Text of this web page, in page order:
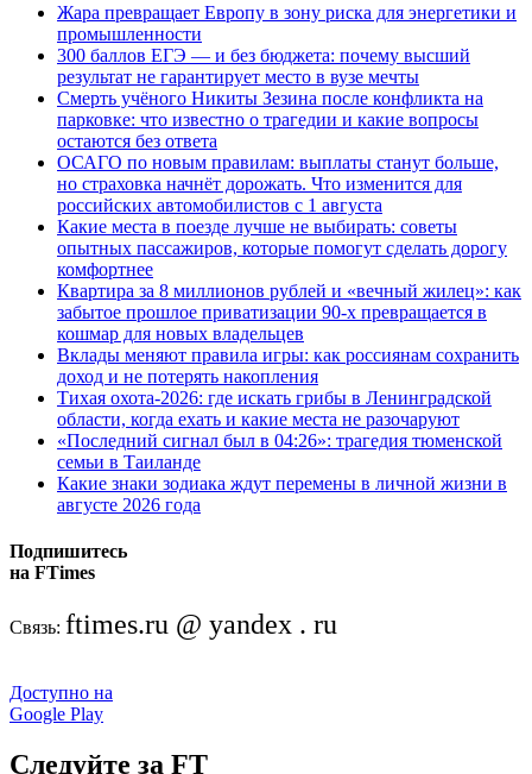
Жара превращает Европу в зону риска для энергетики и
промышленности
300 баллов ЕГЭ — и без бюджета: почему высший
результат не гарантирует место в вузе мечты
Смерть учёного Никиты Зезина после конфликта на
парковке: что известно о трагедии и какие вопросы
остаются без ответа
ОСАГО по новым правилам: выплаты станут больше,
но страховка начнёт дорожать. Что изменится для
российских автомобилистов с 1 августа
Какие места в поезде лучше не выбирать: советы
опытных пассажиров, которые помогут сделать дорогу
комфортнее
Квартира за 8 миллионов рублей и «вечный жилец»: как
забытое прошлое приватизации 90-х превращается в
кошмар для новых владельцев
Вклады меняют правила игры: как россиянам сохранить
доход и не потерять накопления
Тихая охота-2026: где искать грибы в Ленинградской
области, когда ехать и какие места не разочаруют
«Последний сигнал был в 04:26»: трагедия тюменской
семьи в Таиланде
Какие знаки зодиака ждут перемены в личной жизни в
августе 2026 года
Подпишитесь
на FTimes
Связь: ftimes.ru @ yandex . ru
Доступно на
Google Play
Следуйте за FT